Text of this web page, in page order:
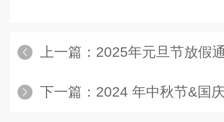
上一篇： 2025年元旦节放假
下一篇： 2024 年中秋节&国